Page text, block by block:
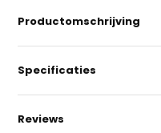
Productomschrijving
Specificaties
Reviews